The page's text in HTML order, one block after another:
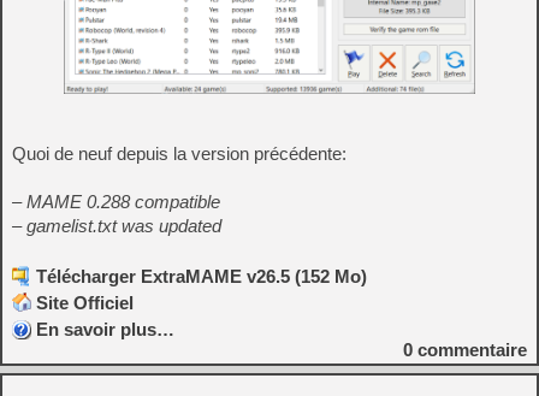
Quoi de neuf depuis la version précédente:
– MAME 0.288 compatible
– gamelist.txt was updated
Télécharger ExtraMAME v26.5 (152 Mo)
Site Officiel
En savoir plus…
0 commentaire